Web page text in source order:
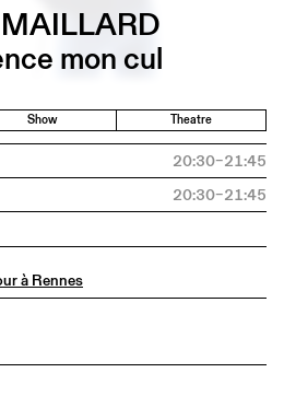
mon cul
Show Theatre
20:30–21:45
20:30–21:45
à Rennes